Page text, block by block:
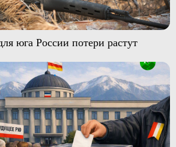
юга России потери растут